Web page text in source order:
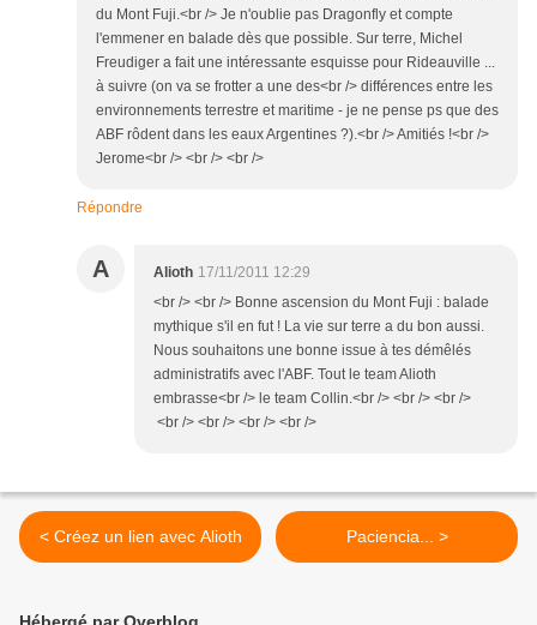
du Mont Fuji.<br /> Je n'oublie pas Dragonfly et compte
l'emmener en balade dès que possible. Sur terre, Michel
Freudiger a fait une intéressante esquisse pour Rideauville ...
à suivre (on va se frotter a une des<br /> différences entre les
environnements terrestre et maritime - je ne pense ps que des
ABF rôdent dans les eaux Argentines ?).<br /> Amitiés !<br />
Jerome<br /> <br /> <br />
Répondre
A Alioth 17/11/2011 12:29
<br /> <br /> Bonne ascension du Mont Fuji : balade
mythique s'il en fut ! La vie sur terre a du bon aussi.
Nous souhaitons une bonne issue à tes démêlés
administratifs avec l'ABF. Tout le team Alioth
embrasse<br /> le team Collin.<br /> <br /> <br />
<br /> <br /> <br /> <br />
< Créez un lien avec Alioth Paciencia... >